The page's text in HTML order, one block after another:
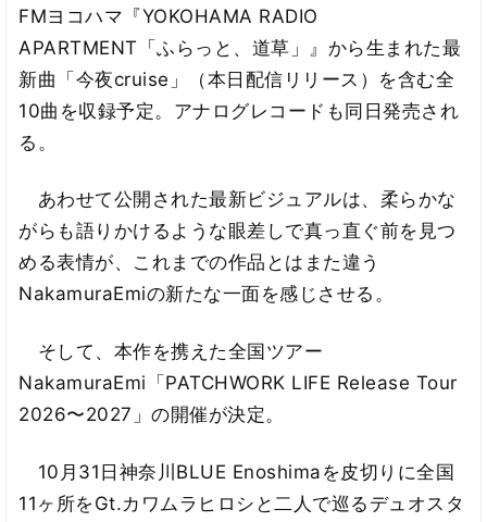
FMヨコハマ『YOKOHAMA RADIO
APARTMENT「ふらっと、道草」』から生まれた最
新曲「今夜cruise」（本日配信リリース）を含む全
10曲を収録予定。アナログレコードも同日発売され
る。
あわせて公開された最新ビジュアルは、柔らかな
がらも語りかけるような眼差しで真っ直ぐ前を見つ
める表情が、これまでの作品とはまた違う
NakamuraEmiの新たな一面を感じさせる。
そして、本作を携えた全国ツアー
NakamuraEmi「PATCHWORK LIFE Release Tour
2026〜2027」の開催が決定。
10月31日神奈川BLUE Enoshimaを皮切りに全国
11ヶ所をGt.カワムラヒロシと二人で巡るデュオスタ